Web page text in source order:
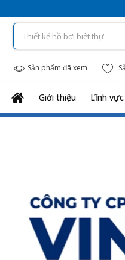
Sản phẩm đã xem
Giới thiệu Lĩnh